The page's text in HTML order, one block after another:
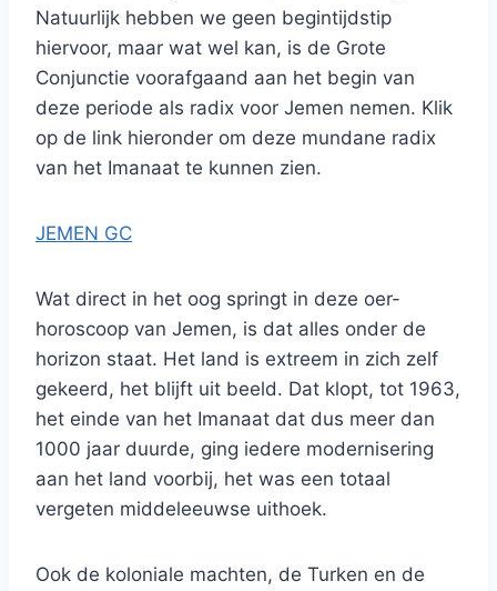
Natuurlijk hebben we geen begintijdstip
hiervoor, maar wat wel kan, is de Grote
Conjunctie voorafgaand aan het begin van
deze periode als radix voor Jemen nemen. Klik
op de link hieronder om deze mundane radix
van het Imanaat te kunnen zien.
JEMEN GC
Wat direct in het oog springt in deze oer-
horoscoop van Jemen, is dat alles onder de
horizon staat. Het land is extreem in zich zelf
gekeerd, het blijft uit beeld. Dat klopt, tot 1963,
het einde van het Imanaat dat dus meer dan
1000 jaar duurde, ging iedere modernisering
aan het land voorbij, het was een totaal
vergeten middeleeuwse uithoek.
Ook de koloniale machten, de Turken en de